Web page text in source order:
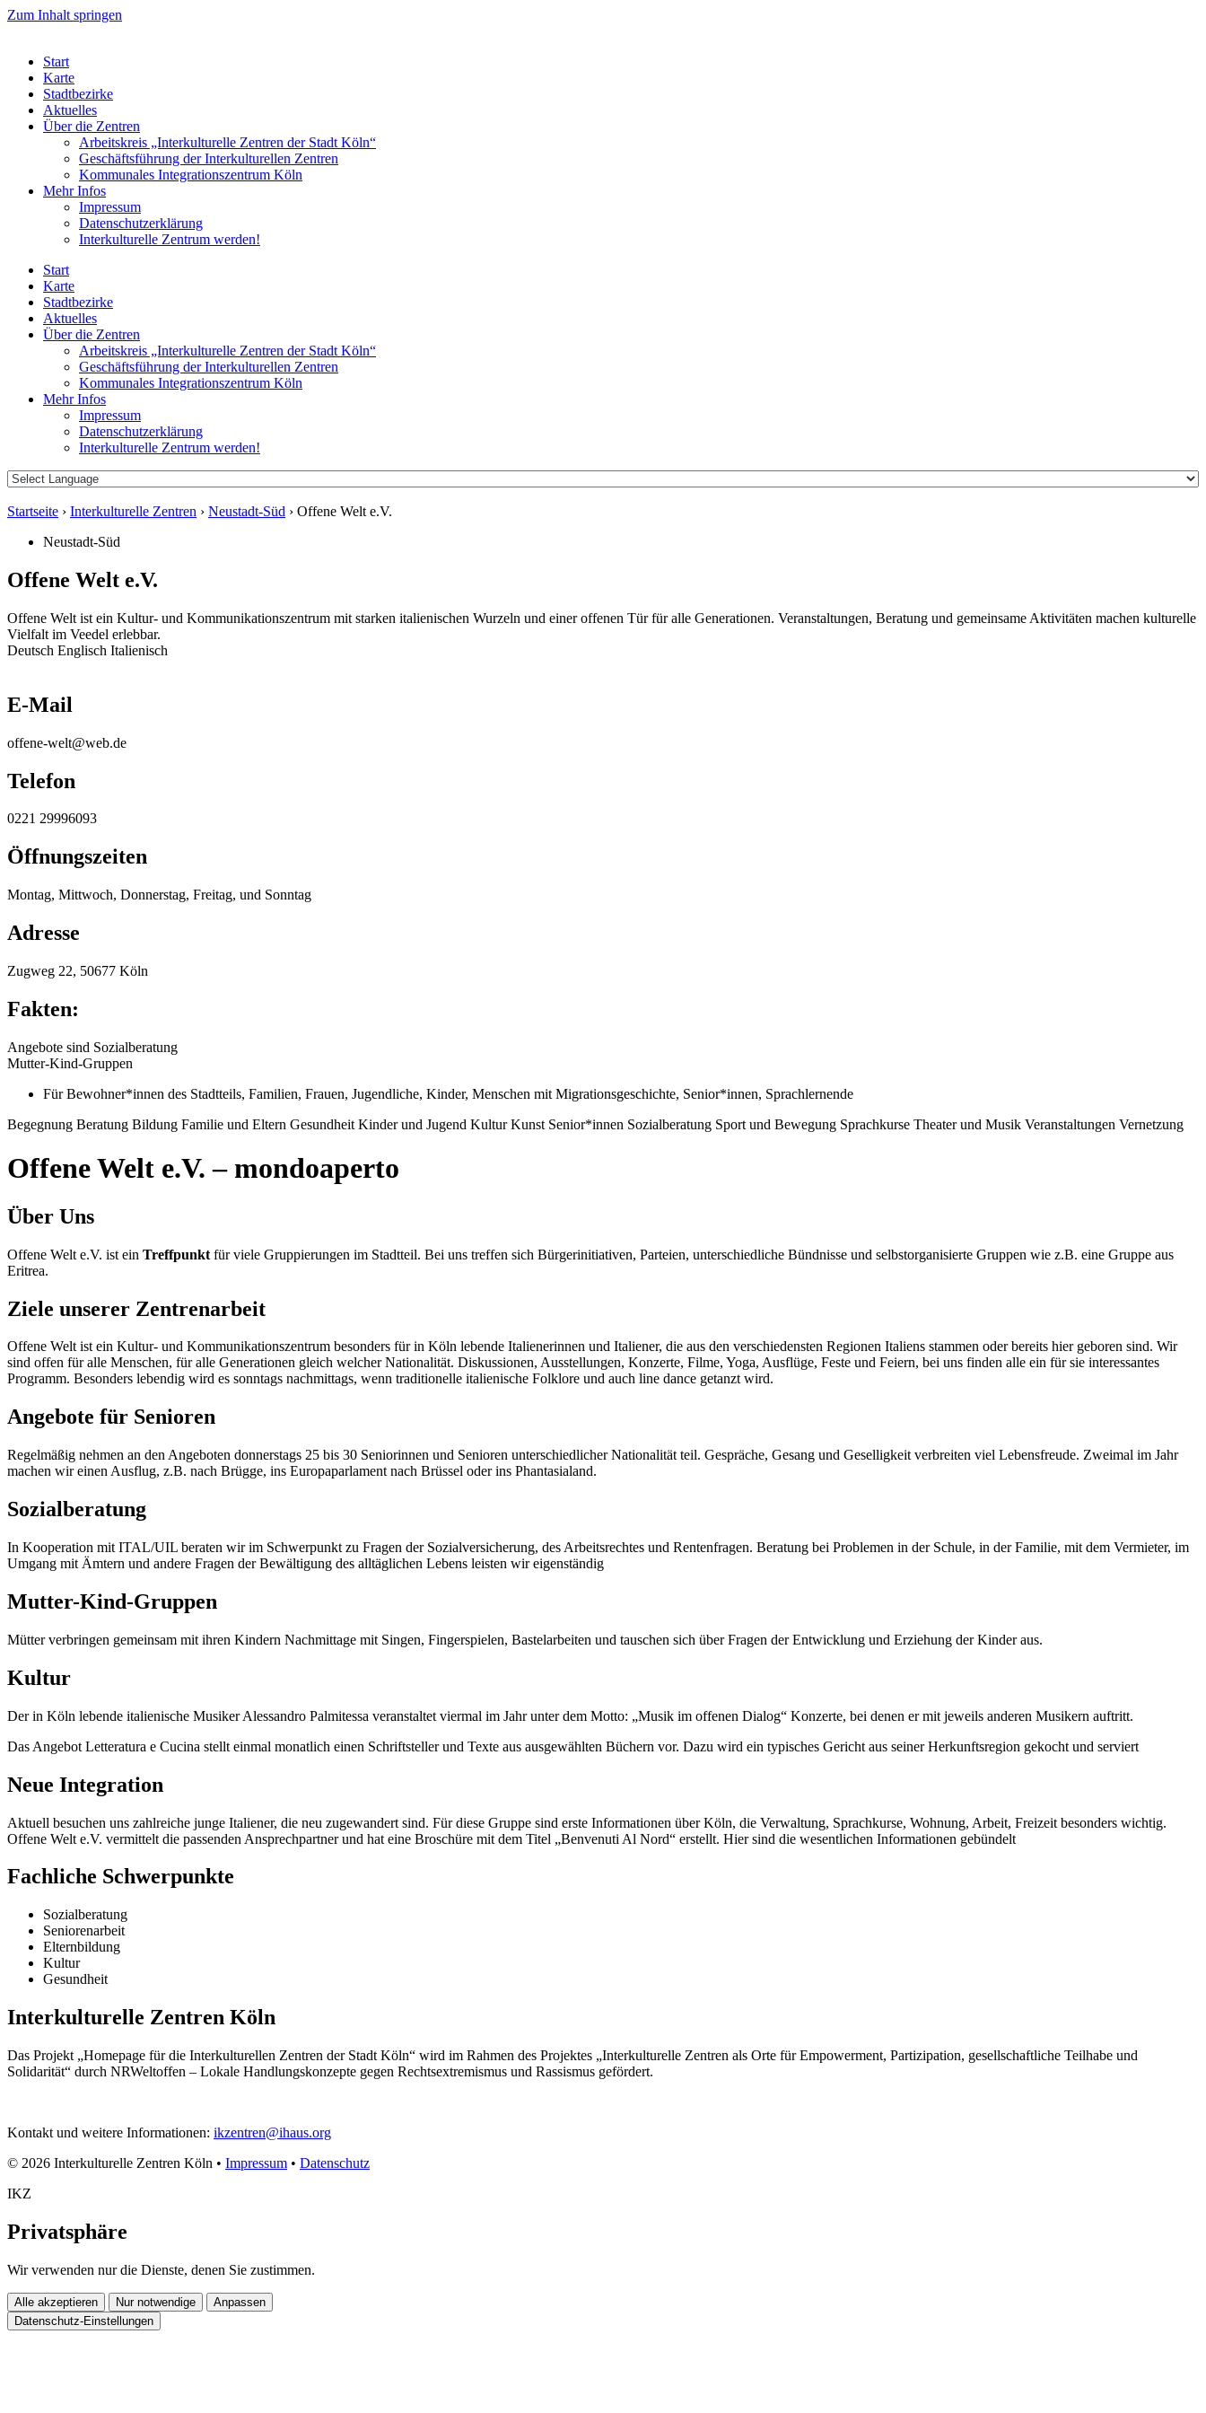
Zum Inhalt springen
Start
Karte
Stadtbezirke
Aktuelles
Über die Zentren
Arbeitskreis „Interkulturelle Zentren der Stadt Köln“
Geschäftsführung der Interkulturellen Zentren
Kommunales Integrationszentrum Köln
Mehr Infos
Impressum
Datenschutzerklärung
Interkulturelle Zentrum werden!
Start
Karte
Stadtbezirke
Aktuelles
Über die Zentren
Arbeitskreis „Interkulturelle Zentren der Stadt Köln“
Geschäftsführung der Interkulturellen Zentren
Kommunales Integrationszentrum Köln
Mehr Infos
Impressum
Datenschutzerklärung
Interkulturelle Zentrum werden!
Startseite › Interkulturelle Zentren › Neustadt-Süd › Offene Welt e.V.
Neustadt-Süd
Offene Welt e.V.
Offene Welt ist ein Kultur- und Kommunikationszentrum mit starken italienischen Wurzeln und einer offenen Tür für alle Generationen. Veranstaltungen, Beratung und gemeinsame Aktivitäten machen kulturelle
Vielfalt im Veedel erlebbar.
Deutsch Englisch Italienisch
E-Mail
offene-welt@web.de
Telefon
0221 29996093
Öffnungszeiten
Montag, Mittwoch, Donnerstag, Freitag, und Sonntag
Adresse
Zugweg 22, 50677 Köln
Fakten:
Angebote sind Sozialberatung
Mutter-Kind-Gruppen
Für Bewohner*innen des Stadtteils, Familien, Frauen, Jugendliche, Kinder, Menschen mit Migrationsgeschichte, Senior*innen, Sprachlernende
Begegnung Beratung Bildung Familie und Eltern Gesundheit Kinder und Jugend Kultur Kunst Senior*innen Sozialberatung Sport und Bewegung Sprachkurse Theater und Musik Veranstaltungen Vernetzung
Offene Welt e.V. – mondoaperto
Über Uns
Offene Welt e.V. ist ein Treffpunkt für viele Gruppierungen im Stadtteil. Bei uns treffen sich Bürgerinitiativen, Parteien, unterschiedliche Bündnisse und selbstorganisierte Gruppen wie z.B. eine Gruppe aus
Eritrea.
Ziele unserer Zentrenarbeit
Offene Welt ist ein Kultur- und Kommunikationszentrum besonders für in Köln lebende Italienerinnen und Italiener, die aus den verschiedensten Regionen Italiens stammen oder bereits hier geboren sind. Wir
sind offen für alle Menschen, für alle Generationen gleich welcher Nationalität. Diskussionen, Ausstellungen, Konzerte, Filme, Yoga, Ausflüge, Feste und Feiern, bei uns finden alle ein für sie interessantes
Programm. Besonders lebendig wird es sonntags nachmittags, wenn traditionelle italienische Folklore und auch line dance getanzt wird.
Angebote für Senioren
Regelmäßig nehmen an den Angeboten donnerstags 25 bis 30 Seniorinnen und Senioren unterschiedlicher Nationalität teil. Gespräche, Gesang und Geselligkeit verbreiten viel Lebensfreude. Zweimal im Jahr
machen wir einen Ausflug, z.B. nach Brügge, ins Europaparlament nach Brüssel oder ins Phantasialand.
Sozialberatung
In Kooperation mit ITAL/UIL beraten wir im Schwerpunkt zu Fragen der Sozialversicherung, des Arbeitsrechtes und Rentenfragen. Beratung bei Problemen in der Schule, in der Familie, mit dem Vermieter, im
Umgang mit Ämtern und andere Fragen der Bewältigung des alltäglichen Lebens leisten wir eigenständig
Mutter-Kind-Gruppen
Mütter verbringen gemeinsam mit ihren Kindern Nachmittage mit Singen, Fingerspielen, Bastelarbeiten und tauschen sich über Fragen der Entwicklung und Erziehung der Kinder aus.
Kultur
Der in Köln lebende italienische Musiker Alessandro Palmitessa veranstaltet viermal im Jahr unter dem Motto: „Musik im offenen Dialog“ Konzerte, bei denen er mit jeweils anderen Musikern auftritt.
Das Angebot Letteratura e Cucina stellt einmal monatlich einen Schriftsteller und Texte aus ausgewählten Büchern vor. Dazu wird ein typisches Gericht aus seiner Herkunftsregion gekocht und serviert
Neue Integration
Aktuell besuchen uns zahlreiche junge Italiener, die neu zugewandert sind. Für diese Gruppe sind erste Informationen über Köln, die Verwaltung, Sprachkurse, Wohnung, Arbeit, Freizeit besonders wichtig.
Offene Welt e.V. vermittelt die passenden Ansprechpartner und hat eine Broschüre mit dem Titel „Benvenuti Al Nord“ erstellt. Hier sind die wesentlichen Informationen gebündelt
Fachliche Schwerpunkte
Sozialberatung
Seniorenarbeit
Elternbildung
Kultur
Gesundheit
Interkulturelle Zentren Köln
Das Projekt „Homepage für die Interkulturellen Zentren der Stadt Köln“ wird im Rahmen des Projektes „Interkulturelle Zentren als Orte für Empowerment, Partizipation, gesellschaftliche Teilhabe und
Solidarität“ durch NRWeltoffen – Lokale Handlungskonzepte gegen Rechtsextremismus und Rassismus gefördert.
Kontakt und weitere Informationen: ikzentren@ihaus.org
© 2026 Interkulturelle Zentren Köln • Impressum • Datenschutz
IKZ
Privatsphäre
Wir verwenden nur die Dienste, denen Sie zustimmen.
Alle akzeptieren Nur notwendige
Anpassen
Datenschutz-Einstellungen